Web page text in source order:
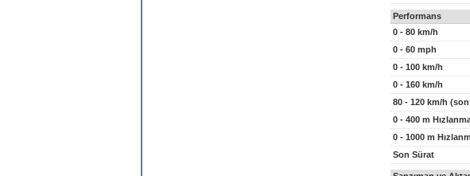
Performans
0 - 80 km/h
0 - 60 mph
0 - 100 km/h
0 - 160 km/h
80 - 120 km/h
0 - 400 m
0 - 1000 m
Son Sürat